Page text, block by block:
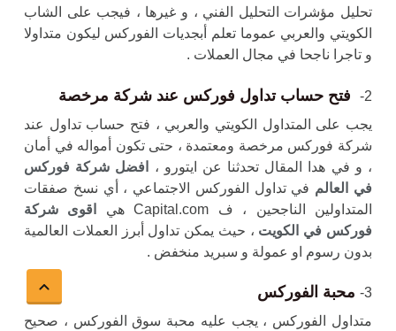
تحليل مؤشرات التحليل الفني ، و غيرها ، فيجب على الشاب
الكويتي والعربي عموما تعلم أبجديات الفوركس ليكون متداولا
و تاجرا ناجحا في مجال العملات .
2- فتح حساب تداول فوركس عند شركة مرخصة
يجب على المتداول الكويتي والعربي ، فتح حساب تداول عند
شركة فوركس مرخصة ومعتمدة ، حتى تكون أمواله في أمان
، و في هدا المقال تحدثنا عن ايتورو ،
افضل شركة فوركس
في العالم في تداول الفوركس الاجتماعي ، أي نسخ صفقات
المتداولين الناجحين ، ف Capital.com هي
اقوى شركة
فوركس في الكويت ، حيث يمكن تداول أبرز العملات العالمية
بدون رسوم او عمولة و سبريد منخفض .
3- محبة الفوركس
متداول الفوركس ، يجب عليه محبة سوق الفوركس ، صحيح